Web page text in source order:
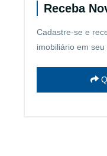
Receba
Cadastre-se e
imobiliário em seu